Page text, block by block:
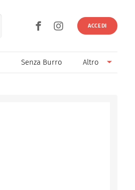
ACCEDI
Senza Burro Altro